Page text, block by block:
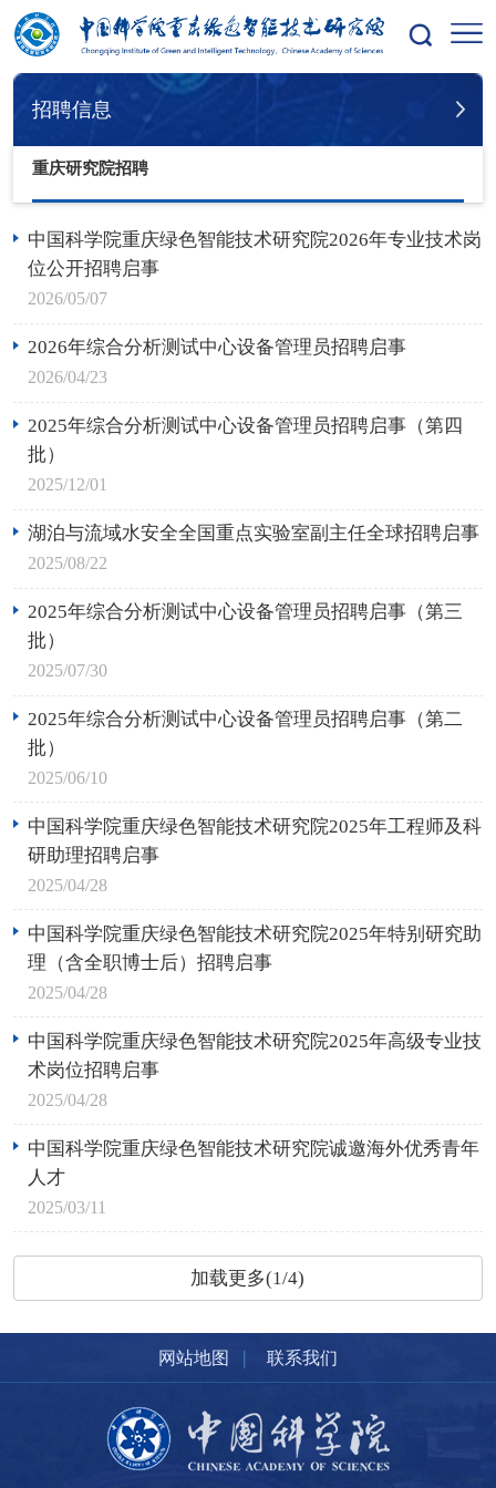
您的位置：首页 招聘信息 重庆研究院招聘
招聘信息
重庆研究院招聘
中国科学院重庆绿色智能技术研究院2026年专业技术岗
位公开招聘启事
2026/05/07
2026年综合分析测试中心设备管理员招聘启事
2026/04/23
2025年综合分析测试中心设备管理员招聘启事（第四
批）
2025/12/01
湖泊与流域水安全全国重点实验室副主任全球招聘启事
2025/08/22
2025年综合分析测试中心设备管理员招聘启事（第三
批）
2025/07/30
2025年综合分析测试中心设备管理员招聘启事（第二
批）
2025/06/10
中国科学院重庆绿色智能技术研究院2025年工程师及科
研助理招聘启事
2025/04/28
中国科学院重庆绿色智能技术研究院2025年特别研究助
理（含全职博士后）招聘启事
2025/04/28
中国科学院重庆绿色智能技术研究院2025年高级专业技
术岗位招聘启事
2025/04/28
中国科学院重庆绿色智能技术研究院诚邀海外优秀青年
人才
2025/03/11
加载更多(1/4)
网站地图 | 联系我们